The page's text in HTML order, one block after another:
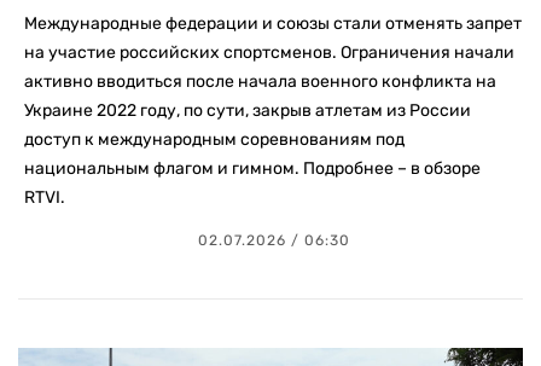
Международные федерации и союзы стали отменять запрет
на участие российских спортсменов. Ограничения начали
активно вводиться после начала военного конфликта на
Украине 2022 году, по сути, закрыв атлетам из России
доступ к международным соревнованиям под
национальным флагом и гимном. Подробнее – в обзоре
RTVI.
02.07.2026 / 06:30